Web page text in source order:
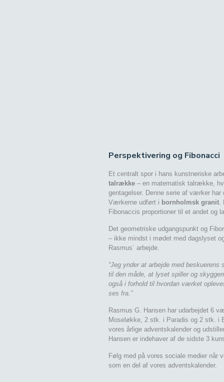
Perspektivering og Fibonacci
Et centralt spor i hans kunstneriske
talrække – en matematisk talrække,
gentagelser. Denne serie af værker har
Værkerne udført i bornholmsk granit.
Fibonaccis proportioner til et andet og
Det geometriske udgangspunkt og
– ikke mindst i mødet med dagslyset
Rasmus´ arbejde.
“Jeg ynder at arbejde med
til den måde, at lyset spiller og
også i forhold til hvordan værket
ses fra.”
Rasmus G. Hansen har udarbejdet 6
Moseløkke, 2 stk. i Paradis og 2 stk. i
vores årlige adventskalender og
Hansen er indehaver af de sidste 3
Følg med på vores sociale medier når
som en del af vores adventskalender.